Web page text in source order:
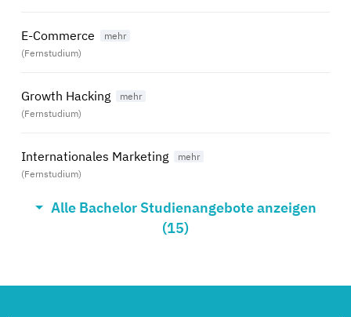
E-Commerce
(Fernstudium)
Growth Hacking
(Fernstudium)
Internationales Marketing
(Fernstudium)
Kommunikationspsychologie
Alle Bachelor Studienangebote anzeigen
(15)